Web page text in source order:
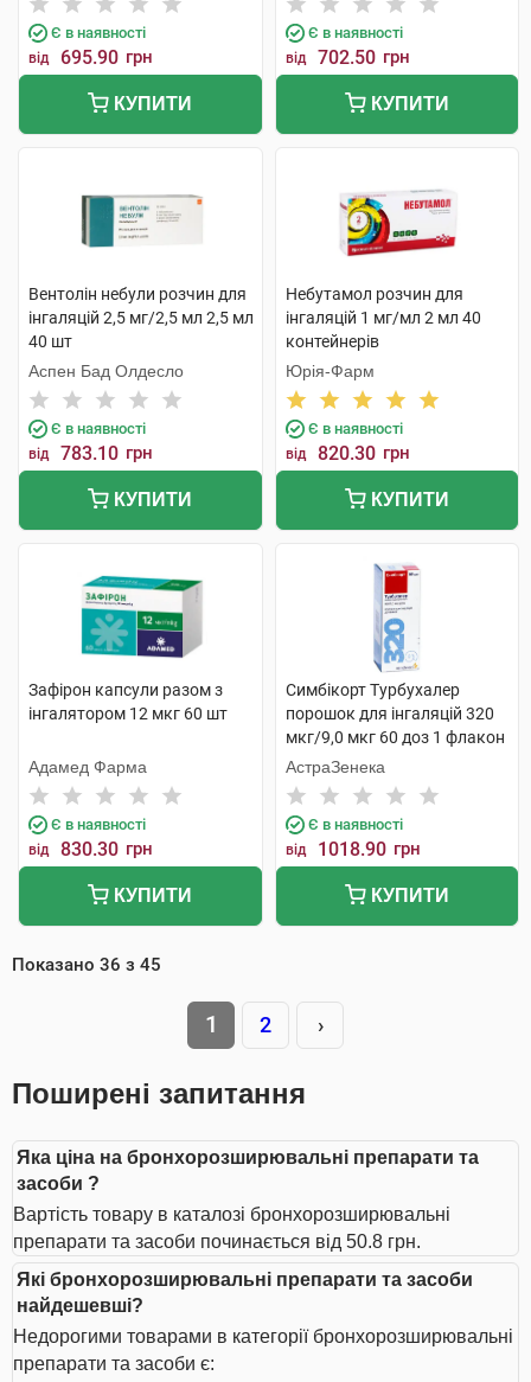
Є в наявності
від 695.90 грн
КУПИТИ
Є в наявності
від 702.50 грн
КУПИТИ
Вентолін небули розчин для
інгаляцій 2,5 мг/2,5 мл 2,5 мл
40 шт
Аспен Бад Олдесло
Є в наявності
від 783.10 грн
КУПИТИ
Небутамол розчин для
інгаляцій 1 мг/мл 2 мл 40
контейнерів
Юрія-Фарм
Є в наявності
від 820.30 грн
КУПИТИ
Зафірон капсули разом з
інгалятором 12 мкг 60 шт
Адамед Фарма
Є в наявності
від 830.30 грн
КУПИТИ
Симбікорт Турбухалер
порошок для інгаляцій 320
мкг/9,0 мкг 60 доз 1 флакон
АстраЗенека
Є в наявності
від 1018.90 грн
КУПИТИ
Показано 36 з 45
1 2 ›
Поширені запитання
Яка ціна на бронхорозширювальні препарати та
засоби ?
Вартість товару в каталозі бронхорозширювальні
препарати та засоби починається від 50.8 грн.
Які бронхорозширювальні препарати та засоби
найдешевші?
Недорогими товарами в категорії бронхорозширювальні
препарати та засоби є: